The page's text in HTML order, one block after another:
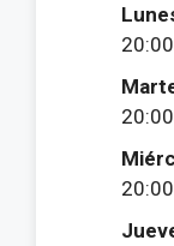
20:00
20:00
20:00